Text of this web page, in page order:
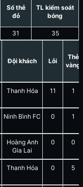
Số thẻ
đỏ
31
TL kiểm soát
bóng
35
Đội khách Lỗi
Thẻ
vàng
Thanh Hóa 11 1
Ninh Bình FC 0 1
Hoàng Anh
Gia Lai
0 0
Thanh Hóa 0 5